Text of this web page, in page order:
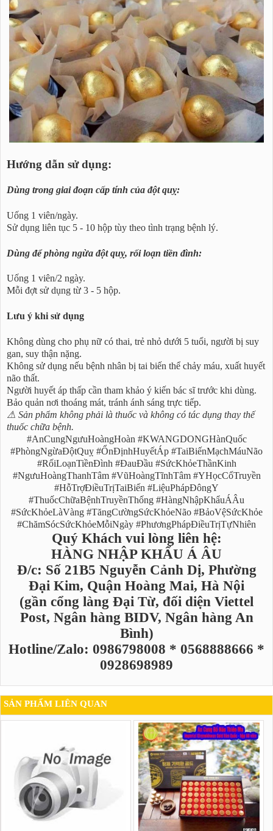
Hướng dẫn sử dụng:
Dùng trong giai đoạn cấp tính của đột quỵ:
Uống 1 viên/ngày.
Sử dụng liên tục 5 - 10 hộp tùy theo tình trạng bệnh lý.
Dùng để phòng ngừa đột quỵ, rối loạn tiền đình:
Uống 1 viên/2 ngày.
Mỗi đợt sử dụng từ 3 - 5 hộp.
Lưu ý khi sử dụng
Không dùng cho phụ nữ có thai, trẻ nhỏ dưới 5 tuổi, người bị suy
gan, suy thận nặng.
Không sử dụng nếu bệnh nhân bị tai biến thể chảy máu, xuất huyết
não thất.
Người huyết áp thấp cần tham khảo ý kiến bác sĩ trước khi dùng.
Bảo quản nơi thoáng mát, tránh ánh sáng trực tiếp.
⚠ Sản phẩm không phải là thuốc và không có tác dụng thay thế
thuốc chữa bệnh.
#AnCungNgưuHoàngHoàn #KWANGDONGHànQuốc
#PhòngNgừaĐộtQuỵ #ỔnĐịnhHuyếtÁp #TaiBiếnMạchMáuNão
#RốiLoạnTiềnĐình #ĐauĐầu #SứcKhỏeThầnKinh
#NgưuHoàngThanhTâm #VũHoàngTĩnhTâm #YHọcCổTruyền
#HỗTrợĐiềuTrịTaiBiến #LiệuPhápĐôngY
#ThuốcChữaBệnhTruyềnThống #HàngNhậpKhẩuÁÂu
#SứcKhỏeLàVàng #TăngCườngSứcKhỏeNão #BảoVệSứcKhỏe
#ChămSócSứcKhỏeMỗiNgày #PhươngPhápĐiềuTrịTựNhiên
Quý Khách vui lòng liên hệ:
HÀNG NHẬP KHẨU Á ÂU
Đ/c: Số 21B5 Nguyễn Cảnh Dị, Phường
Đại Kim, Quận Hoàng Mai, Hà Nội
(gần cổng làng Đại Từ, đối diện Viettel
Post, Ngân hàng BIDV, Ngân hàng An
Bình)
Hotline/Zalo: 0986798008 * 0568888666 *
0928698989
SẢN PHẨM LIÊN QUAN